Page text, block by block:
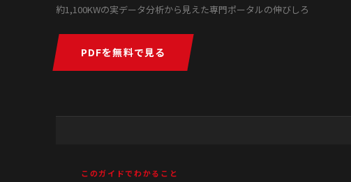
約1,100KWの実データ分析から見えた専門ポータルの伸びしろ
PDFを無料で見る
このガイドでわかること